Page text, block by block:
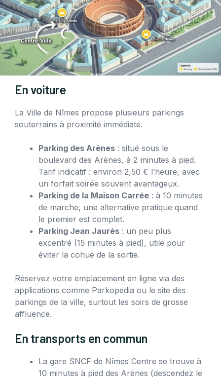
En voiture
La Ville de Nîmes propose plusieurs parkings
souterrains à proximité immédiate.
Parking des Arènes : situé sous le
boulevard des Arènes, à 2 minutes à pied.
Tarif indicatif : environ 2,50 € l’heure, avec
un forfait soirée souvent avantageux.
Parking de la Maison Carrée : à 10 minutes
de marche, une alternative pratique quand
le premier est complet.
Parking Jean Jaurès : un peu plus
excentré (15 minutes à pied), utile pour
éviter la cohue de la sortie.
Réservez votre emplacement en ligne via des
applications comme Parkopedia ou le site des
parkings de la ville, surtout les soirs de grosse
affluence.
En transports en commun
La gare SNCF de Nîmes Centre se trouve à
10 minutes à pied des Arènes (descendez le